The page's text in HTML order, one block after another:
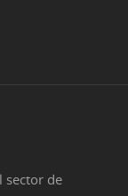
sector de